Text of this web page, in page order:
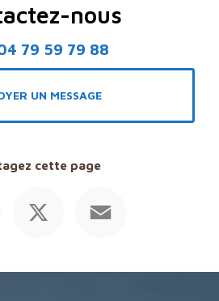
nous
79 59 79 88
UN MESSAGE
cette page